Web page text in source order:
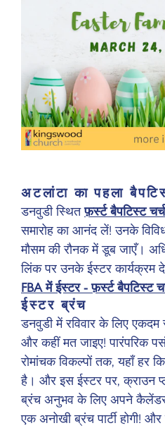
अटलांटा का पहला
डनवुडी स्थितफ़र्स्ट बैपटिस्ट
समारोह का आनंद लें! उनके
मौसम की रौनक में डूब जाएँ।
लिंक पर उनके ईस्टर कार्यक्रम
FBA में ईस्टर - फ़र्स्ट बैपटिस्ट
ईस्टर ब्रंच
डनवुडी में रविवार के लिए
और कहीं मत जाइए! पारंपरिक
रोमांचक विकल्पों तक, यहाँ
है। और इस ईस्टर पर, क्राउन
ब्रंच अनुभव के लिए अपने
एक अनोखी ब्रंच पार्टी होगी!